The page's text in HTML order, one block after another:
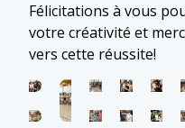
Félicitations à vous
votre créativité et
vers cette réussite!